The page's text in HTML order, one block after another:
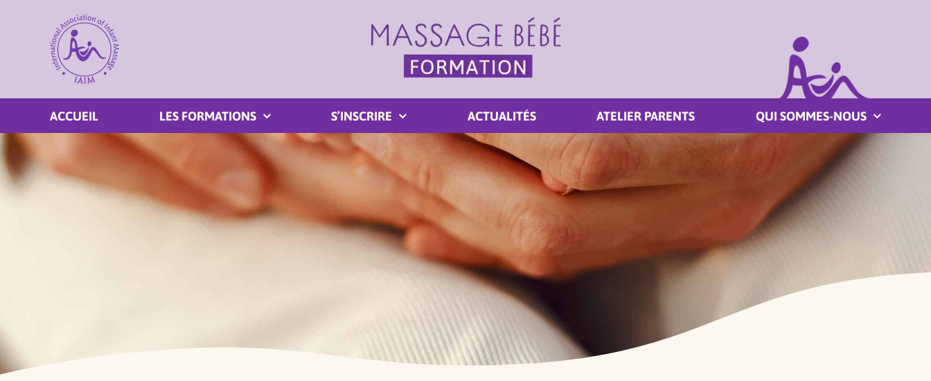
ACCUEIL LES FORMATIONS S’INSCRIRE ACTUALITÉS ATELIER PARENTS QUI SOMMES-NOUS